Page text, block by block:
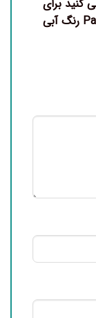
کنید برای
“پرده آماده پانچی تور کتان برند ParsDecor رنگ آبی